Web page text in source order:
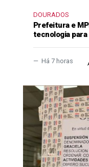
DOURADOS
Prefeitura e
tecnologia
Há 7 horas